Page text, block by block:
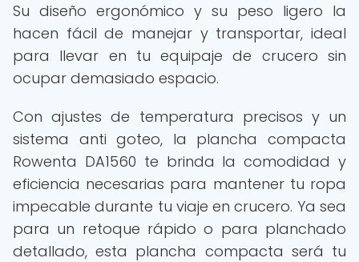
Su diseño ergonómico y su peso ligero la
hacen fácil de manejar y transportar, ideal
para llevar en tu equipaje de crucero sin
ocupar demasiado espacio.
Con ajustes de temperatura precisos y un
sistema anti goteo, la plancha compacta
Rowenta DA1560 te brinda la comodidad y
eficiencia necesarias para mantener tu ropa
impecable durante tu viaje en crucero. Ya sea
para un retoque rápido o para planchado
detallado, esta plancha compacta será tu